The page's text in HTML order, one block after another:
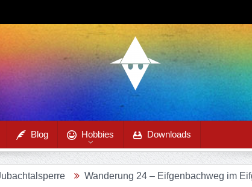
Blog Hobbies Downloads
Wanderung 24 – Eifgenbachweg im Eifgenbachtal